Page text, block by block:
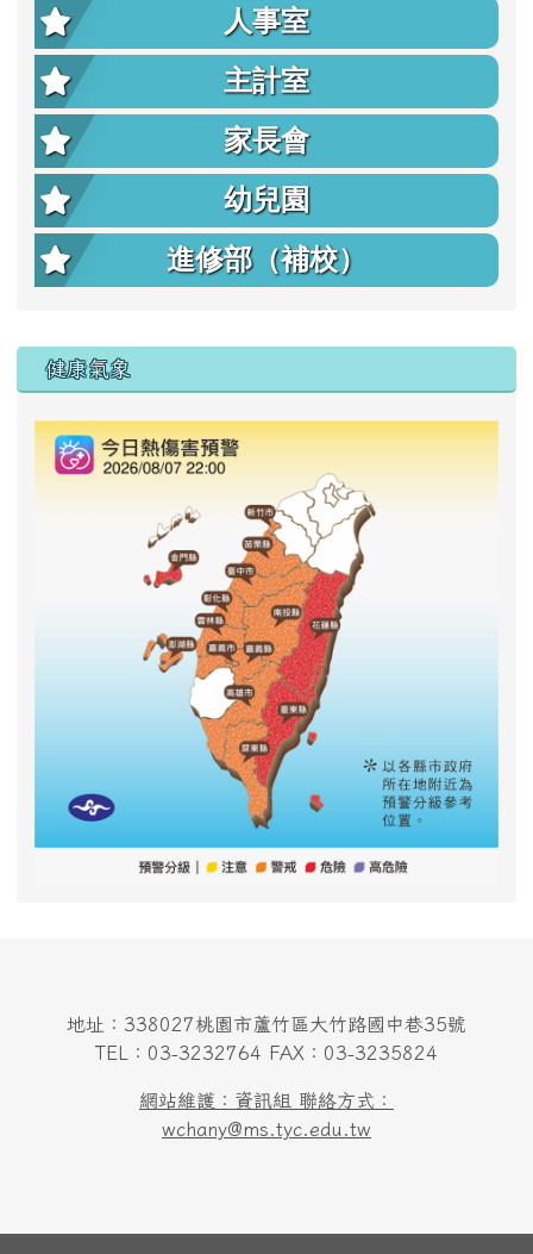
人事室
主計室
家長會
幼兒園
進修部（補校）
右邊區域內容
健康氣象
地址：338027桃園市蘆竹區大竹路國中巷35號
TEL：03-3232764 FAX：03-3235824
網站維護：資訊組 聯絡方式：
wchany@ms.tyc.edu.tw